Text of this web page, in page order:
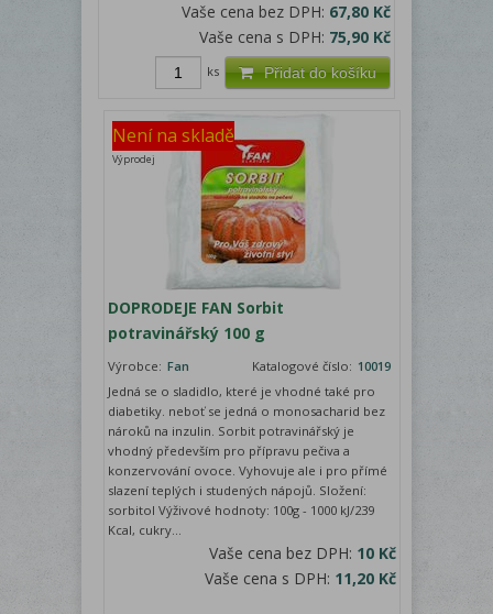
Vaše cena bez DPH: 67,80 Kč
Vaše cena s DPH: 75,90 Kč
Přidat do košíku
ks
Není na skladě
Výprodej
DOPRODEJE FAN Sorbit
potravinářský 100 g
Výrobce: Fan Katalogové číslo: 10019
Jedná se o sladidlo, které je vhodné také pro
diabetiky. neboť se jedná o monosacharid bez
nároků na inzulin. Sorbit potravinářský je
vhodný především pro přípravu pečiva a
konzervování ovoce. Vyhovuje ale i pro přímé
slazení teplých i studených nápojů. Složení:
sorbitol Výživové hodnoty: 100g - 1000 kJ/239
Kcal, cukry...
Vaše cena bez DPH: 10 Kč
Vaše cena s DPH: 11,20 Kč